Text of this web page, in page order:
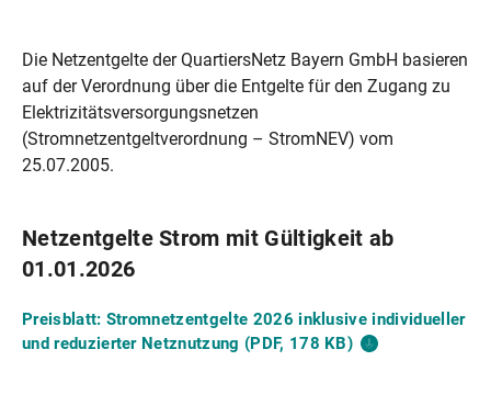
Die Netzentgelte der QuartiersNetz Bayern GmbH basieren
auf der Verordnung über die Entgelte für den Zugang zu
Elektrizitätsversorgungsnetzen
(Stromnetzentgeltverordnung – StromNEV) vom
25.07.2005.
Netzentgelte Strom mit Gültigkeit ab
01.01.2026
Preisblatt: Stromnetzentgelte 2026 inklusive individueller
und reduzierter Netznutzung (PDF, 178 KB)